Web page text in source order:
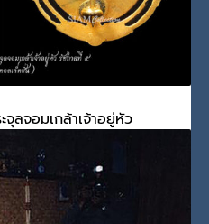
ลจอมเกล้าเจ้าอยู่หัว